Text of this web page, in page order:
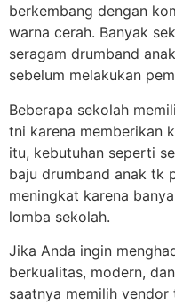
berkembang dengan
warna cerah. Banyak
seragam drumband
sebelum melakukan
Beberapa sekolah
tni karena memberikan
itu, kebutuhan seperti
baju drumband anak tk
meningkat karena
lomba sekolah.
Jika Anda ingin
berkualitas, modern,
saatnya memilih